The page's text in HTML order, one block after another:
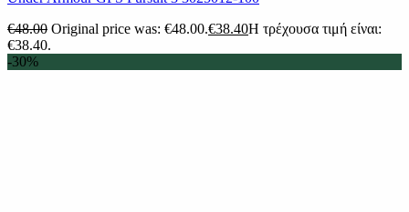
€48.00 Original price was: €48.00.€38.40Η τρέχουσα τιμή είναι:
€38.40.
-30%